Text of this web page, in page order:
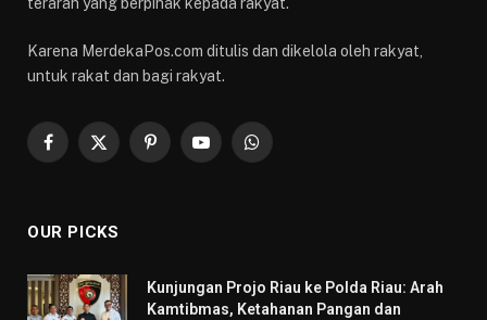
terarah yang berpihak kepada rakyat.
Karena MerdekaPos.com ditulis dan dikelola oleh rakyat,
untuk rakat dan bagi rakyat.
Facebook
X
PinterestYouTubeWhatsApp
OUR PICKS
Kunjungan Projo Riau ke Polda Riau: Arah
Kamtibmas, Ketahanan Pangan dan